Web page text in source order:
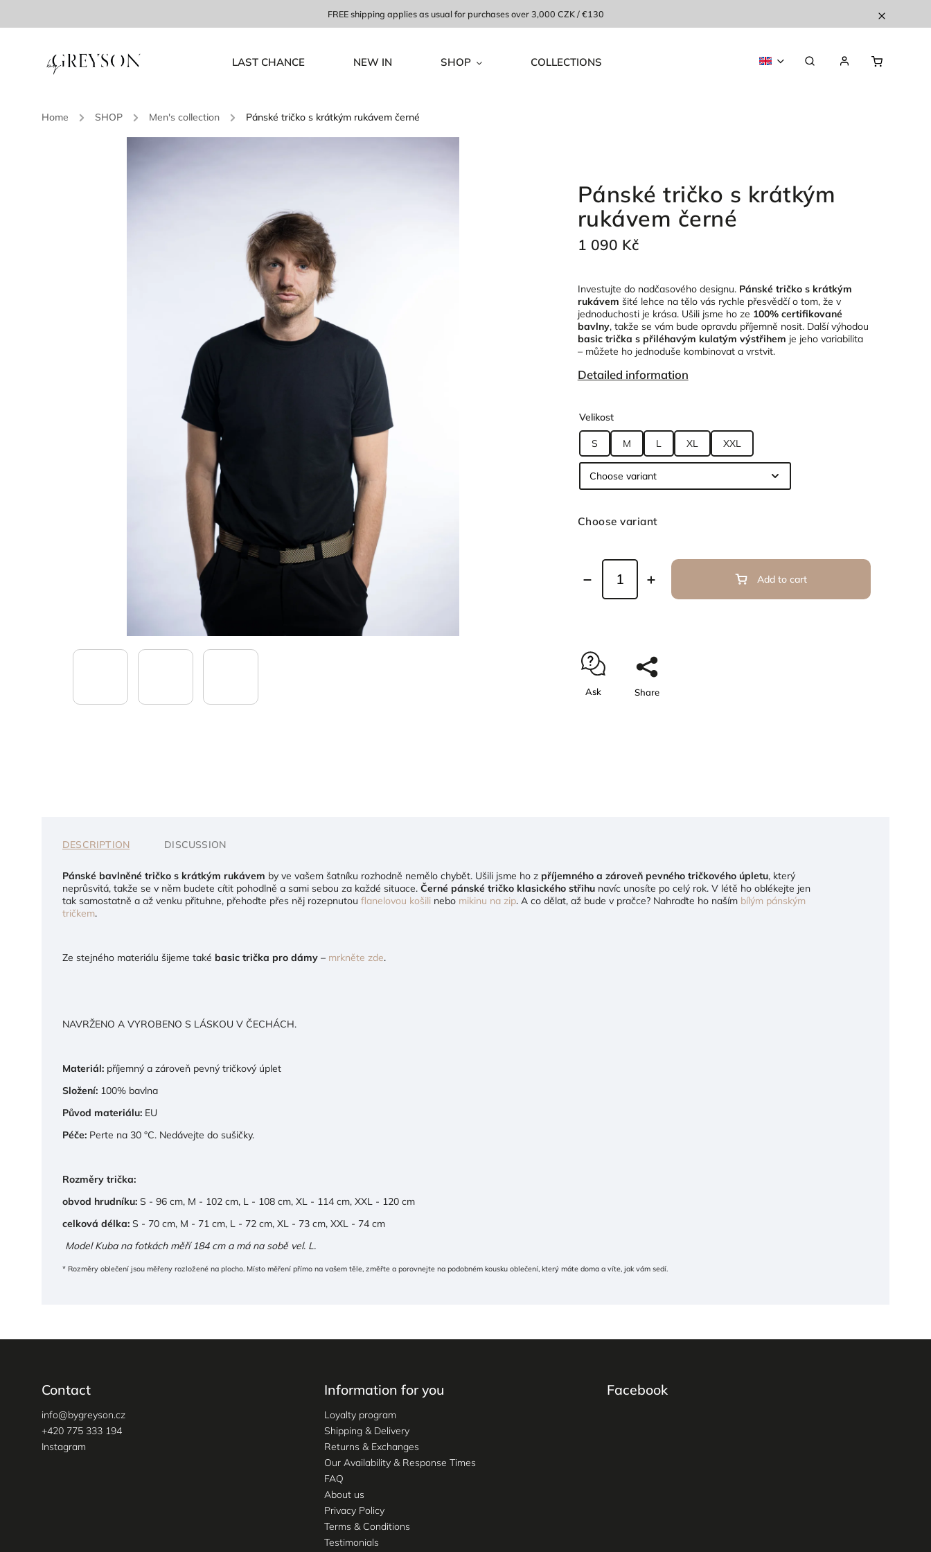
FREE shipping applies as usual for purchases over 3,000 CZK / €130
LAST CHANCE NEW IN SHOP COLLECTIONS
Home / SHOP / Men's collection / Pánské tričko s krátkým rukávem černé
Pánské tričko s krátkým
rukávem černé
1 090 Kč
Investujte do nadčasového designu. Pánské tričko s krátkým
rukávem šité lehce na tělo vás rychle přesvědčí o tom, že v
jednoduchosti je krása. Ušili jsme ho ze 100% certifikované
bavlny, takže se vám bude opravdu příjemně nosit. Další výhodou
basic trička s přiléhavým kulatým výstřihem je jeho variabilita
– můžete ho jednoduše kombinovat a vrstvit.
Detailed information
Velikost
S M L XL XXL
Choose variant
Add to cart
Ask Share
DESCRIPTION DISCUSSION
Pánské bavlněné tričko s krátkým rukávem by ve vašem šatníku rozhodně nemělo chybět. Ušili jsme ho z příjemného a zároveň pevného tričkového úpletu, který
neprůsvitá, takže se v něm budete cítit pohodlně a sami sebou za každé situace. Černé pánské tričko klasického střihu navíc unosíte po celý rok. V létě ho oblékejte jen
tak samostatně a až venku přituhne, přehoďte přes něj rozepnutou flanelovou košili nebo mikinu na zip. A co dělat, až bude v pračce? Nahraďte ho naším bílým pánským
tričkem.
Ze stejného materiálu šijeme také basic trička pro dámy – mrkněte zde.
NAVRŽENO A VYROBENO S LÁSKOU V ČECHÁCH.
Materiál: příjemný a zároveň pevný tričkový úplet
Složení: 100% bavlna
Původ materiálu: EU
Péče: Perte na 30 °C. Nedávejte do sušičky.
Rozměry trička:
obvod hrudníku: S - 96 cm, M - 102 cm, L - 108 cm, XL - 114 cm, XXL - 120 cm
celková délka: S - 70 cm, M - 71 cm, L - 72 cm, XL - 73 cm, XXL - 74 cm
Model Kuba na fotkách měří 184 cm a má na sobě vel. L.
* Rozměry oblečení jsou měřeny rozložené na plocho. Místo měření přímo na vašem těle, změřte a porovnejte na podobném kousku oblečení, který máte doma a víte, jak vám sedí.
Contact
info@bygreyson.cz
+420 775 333 194
Instagram
Information for you
Loyalty program
Shipping & Delivery
Returns & Exchanges
Our Availability & Response Times
FAQ
About us
Privacy Policy
Terms & Conditions
Testimonials
Facebook